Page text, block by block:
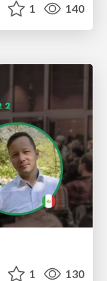
1 140
1 130